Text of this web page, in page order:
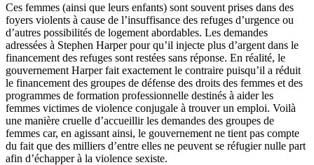
Ces femmes (ainsi que leurs enfants) sont souvent prises dans des
foyers violents à cause de l’insuffisance des refuges d’urgence ou
d’autres possibilités de logement abordables. Les demandes
adressées à Stephen Harper pourqu’il injecte plus d’argent dans le
financement des refuges sont restées sans réponse. En réalité, le
gouvernement Harper fait exactement le contraire puisqu’il a réduit
le financement des groupes de défense des droits des femmes et des
programmes de formation professionnelle destinés à aiderles
femmes victimes de violence conjugale à trouverun emploi. Voilà
une manière cruelle d’accueillirles demandes des groupes de
femmes car, en agissant ainsi, le gouvernement ne tient pas compte
du fait que des milliers d’entre elles ne peuvent se réfugier nulle part
afin d’échapper à la violence sexiste.